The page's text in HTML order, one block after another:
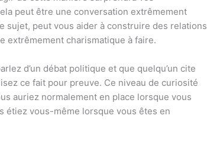
peut être une conversation extrêmement
sujet, peut vous aider à construire des relations
extrêmement charismatique à faire.
d’un débat politique et que quelqu’un cite
ce fait pour preuve. Ce niveau de curiosité
auriez normalement en place lorsque vous
étiez vous-même lorsque vous êtes en